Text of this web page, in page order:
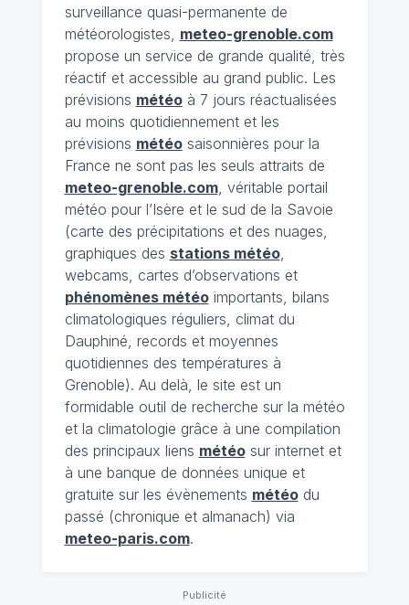
surveillance quasi-permanente de
météorologistes, meteo-grenoble.com
propose un service de grande qualité, très
réactif et accessible au grand public. Les
prévisions météoà 7 jours réactualisées
au moins quotidiennement et les
prévisions météosaisonnières pour la
France ne sont pas les seuls attraits de
meteo-grenoble.com, véritable portail
météo pour l’Isère et le sud de la Savoie
(carte des précipitations et des nuages,
graphiques des stations météo,
webcams, cartes d’observations et
phénomènes météoimportants, bilans
climatologiques réguliers, climat du
Dauphiné, records et moyennes
quotidiennes des températures à
Grenoble). Au delà, le site est un
formidable outil de recherche sur la météo
et la climatologie grâce à une compilation
des principaux liens météosur internet et
à une banque de données unique et
gratuite sur les évènements météodu
passé (chronique et almanach) via
meteo-paris.com.